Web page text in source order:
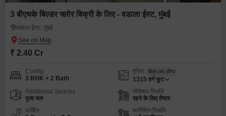
3 बीएचके बिल्डर फ्लोर बिक्री के लिए - वडाला ईस्ट, मुंबई
वडाला ईस्ट, मुंबई
₹ 2.40 Cr
Config
3 BHK + 2 Bath
एरिया बिल्ट-अप एरिया
1315 वर्ग फुट
Additional Spaces
पूजा रूम
पॉसेशन स्थिति
रहने के लिए तैयार
पार्किंग
फर्निशिंग स्थिति